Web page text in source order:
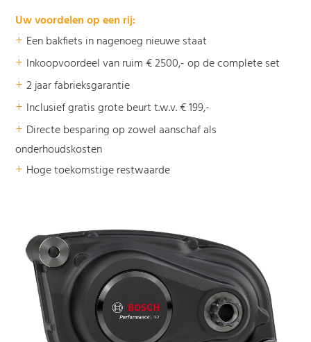
Uw voordelen op een rij:
+ Een bakfiets in nagenoeg nieuwe staat
+ Inkoopvoordeel van ruim € 2500,- op de complete set
+ 2 jaar fabrieksgarantie
+ Inclusief gratis grote beurt t.w.v. € 199,-
+ Directe besparing op zowel aanschaf als
onderhoudskosten
+ Hoge toekomstige restwaarde